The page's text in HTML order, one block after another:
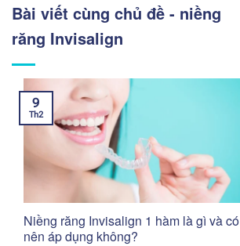
Bài viết cùng chủ đề - niềng
răng Invisalign
Niềng răng Invisalign 1 hàm là gì và có
nên áp dụng không?
9
Th2